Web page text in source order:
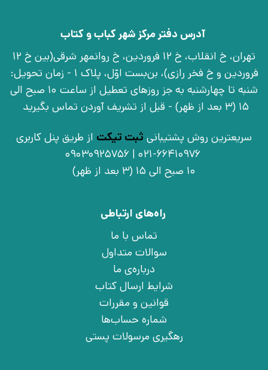
آدرس دفتر مرکز شهر کباب و کتاب
تهران، خ انقلاب، خ 12 فروردین، خ روانمهر شرقی(بین خ 12
فروردین و خ فخر رازی)، بن‌بست اوّل، پلاک 1 - زمان تحویل:
شنبه تا چهارشنبه به جز روزهای تعطیل از ساعت 10 صبح الی
15 (3 بعد از ظهر) - قبل از تشریف آوردن تماس بگیرید
سریعترین روش پشتیبانی ثبت تیکت از طریق پنل کاربری
021-66410976 | 09030925756
10 صبح الی 15 (3 بعد از ظهر)
راه‌های ارتباطی
تماس با ما
سوالات متداول
درباره‌ی ما
شرایط ارسال کتاب
قوانین و مقررات
شماره حساب‌ها
رهگیری مرسولات پستی